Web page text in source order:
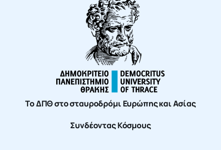
Το ΔΠΘ στο σταυροδρόμι Ευρώπης και Ασίας
Συνδέοντας Κόσμους